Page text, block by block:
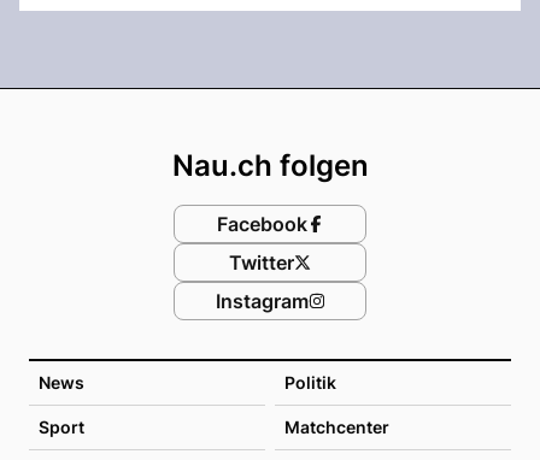
News Politik
Sport Matchcenter
Nau.ch folgen
Facebook
Twitter
Instagram